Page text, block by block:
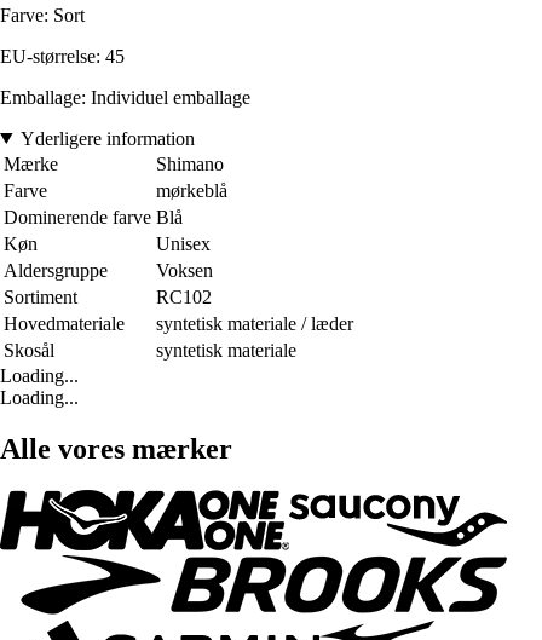
Farve: Sort
EU-størrelse: 45
Emballage: Individuel emballage
Yderligere information
Mærke
Shimano
Farve
mørkeblå
Dominerende farve Blå
Køn
Unisex
Aldersgruppe
Voksen
Sortiment
RC102
Hovedmateriale
syntetisk materiale / læder
Skosål
syntetisk materiale
Loading...
Loading...
Alle vores mærker